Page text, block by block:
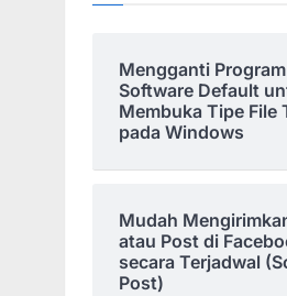
Mengganti
Software Default
Membuka Tipe File
pada Windows
Mudah
atau Post di
secara Terjadwal
Post)